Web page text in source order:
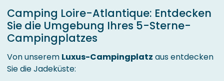
Camping Loire-Atlantique: Entdecken
Sie die Umgebung Ihres 5-Sterne-
Campingplatzes
Von unserem Luxus-Campingplatz aus entdecken
Sie die Jadeküste: